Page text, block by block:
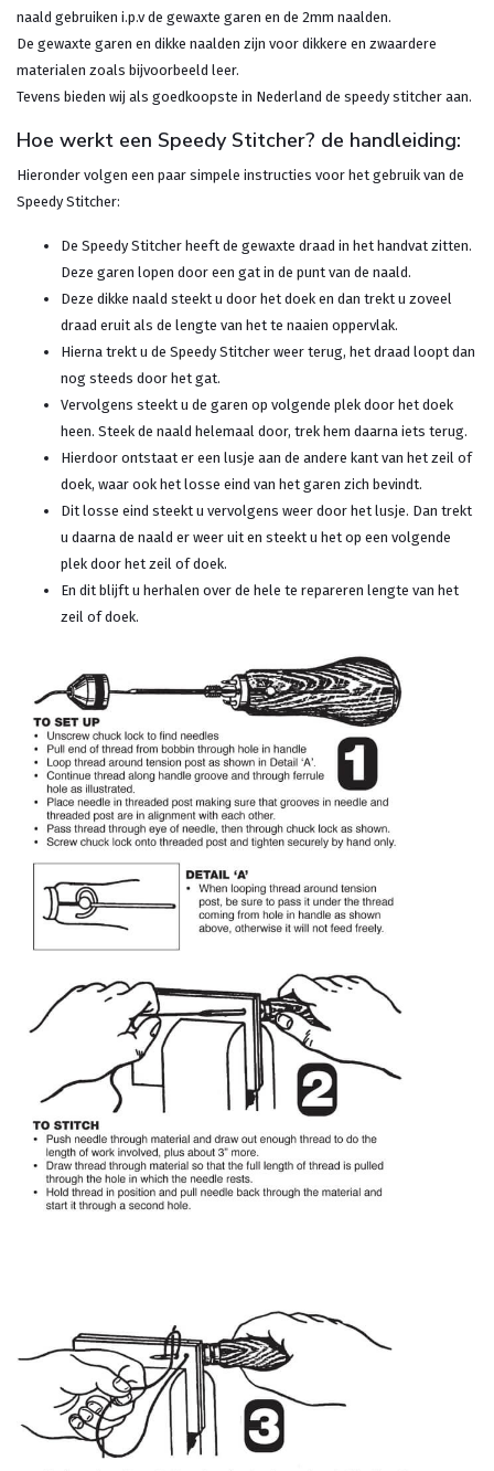
naald gebruiken i.p.v de gewaxte garen en de 2mm naalden.
De gewaxte garen en dikke naalden zijn voor dikkere en zwaardere
materialen zoals bijvoorbeeld leer.
Tevens bieden wij als goedkoopste in Nederland de speedy stitcher aan.
Hoe werkt een Speedy Stitcher? de handleiding:
Hieronder volgen een paar simpele instructies voor het gebruik van de
Speedy Stitcher:
De Speedy Stitcher heeft de gewaxte draad in het handvat zitten.
Deze garen lopen door een gat in de punt van de naald.
Deze dikke naald steekt u door het doek en dan trekt u zoveel
draad eruit als de lengte van het te naaien oppervlak.
Hierna trekt u de Speedy Stitcher weer terug, het draad loopt dan
nog steeds door het gat.
Vervolgens steekt u de garen op volgende plek door het doek
heen. Steek de naald helemaal door, trek hem daarna iets terug.
Hierdoor ontstaat er een lusje aan de andere kant van het zeil of
doek, waar ook het losse eind van het garen zich bevindt.
Dit losse eind steekt u vervolgens weer door het lusje. Dan trekt
u daarna de naald er weer uit en steekt u het op een volgende
plek door het zeil of doek.
En dit blijft u herhalen over de hele te repareren lengte van het
zeil of doek.